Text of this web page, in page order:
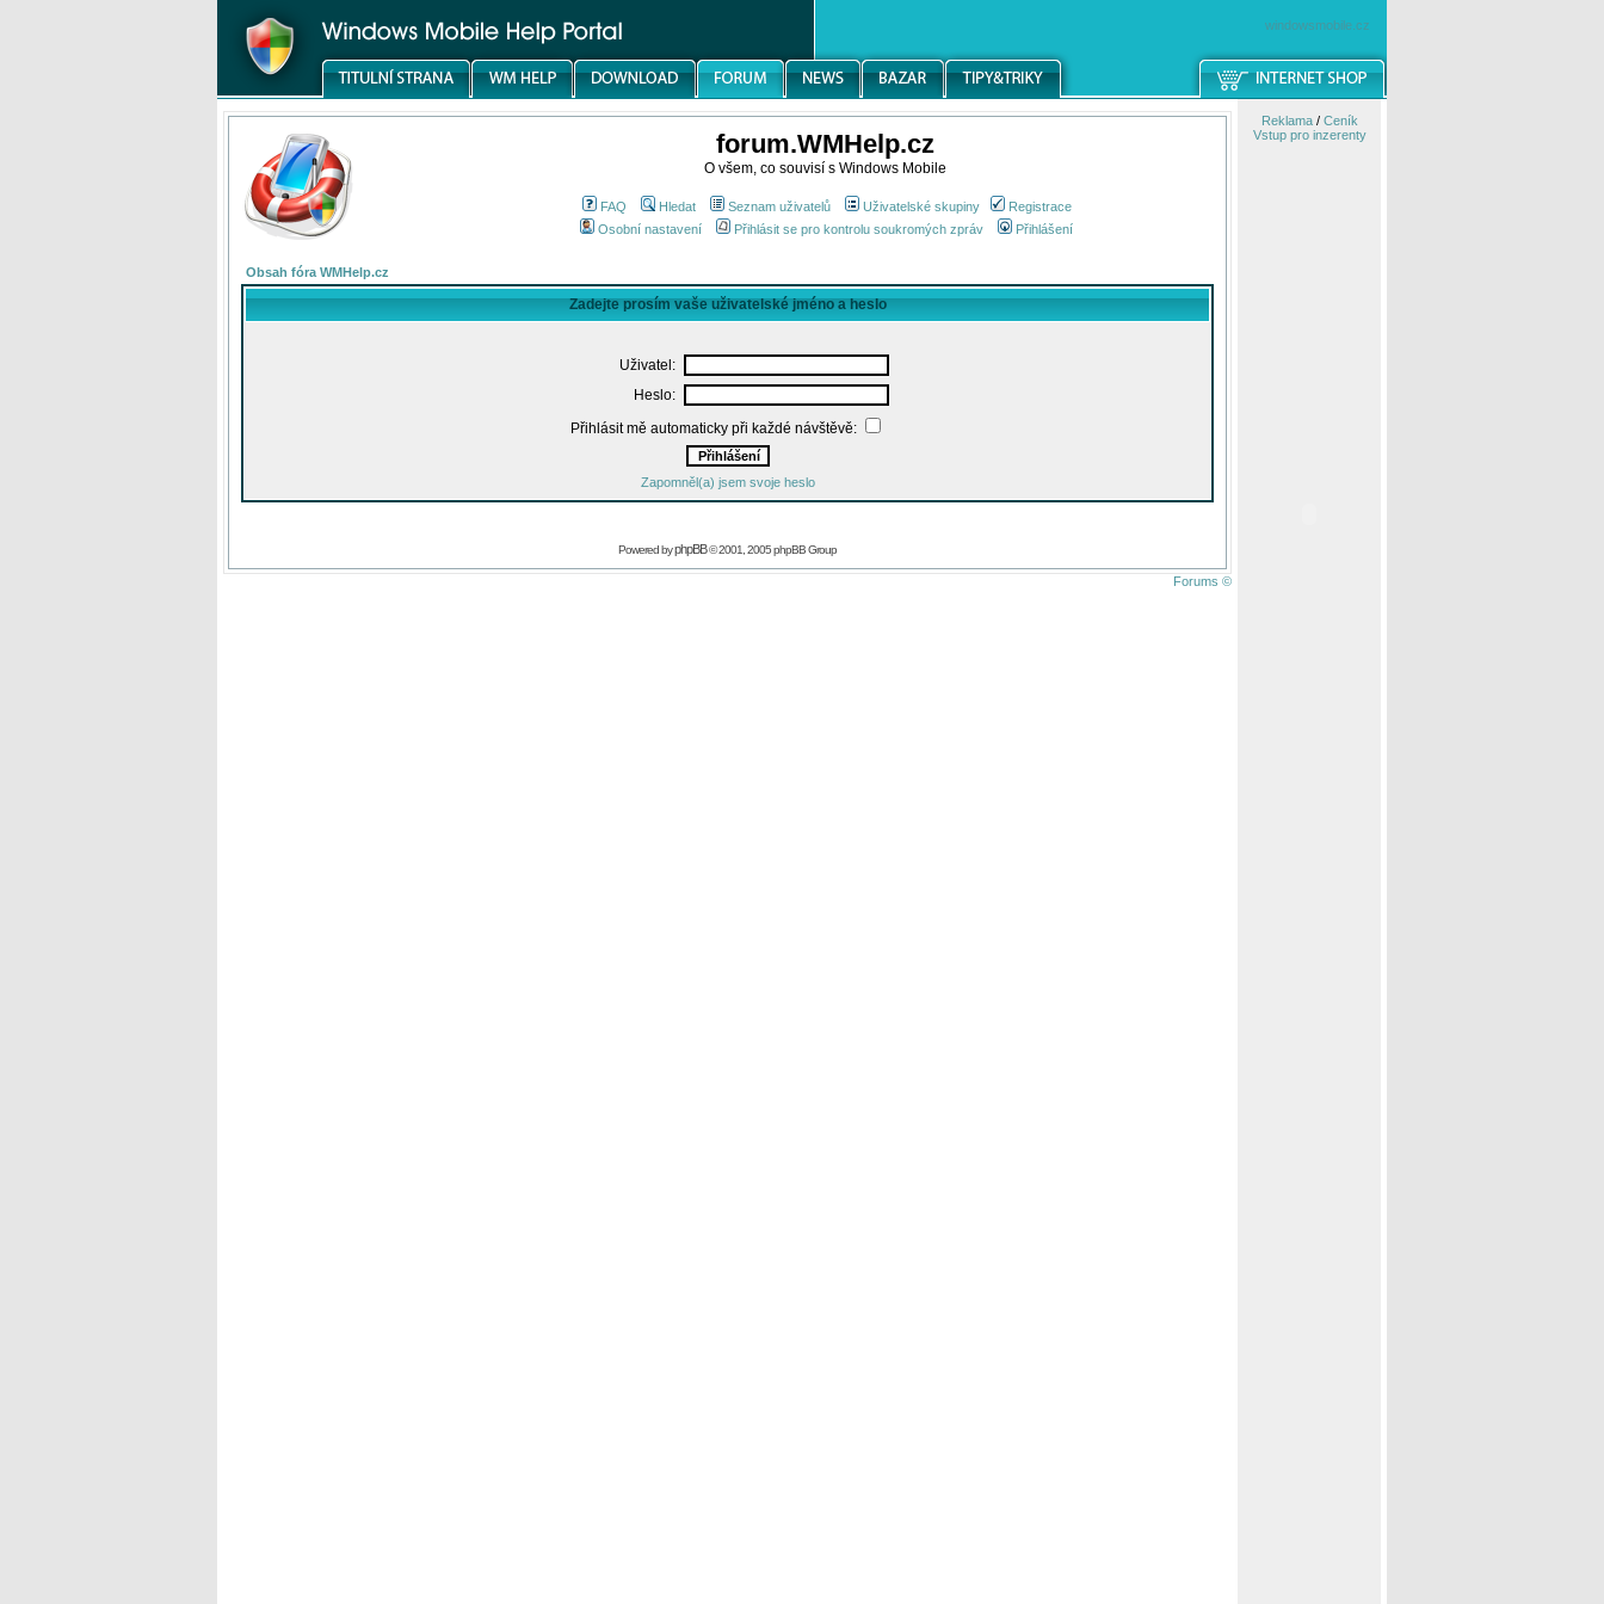
windowsmobile.cz
forum.WMHelp.cz
O všem, co souvisí s Windows Mobile
FAQ Hledat Seznam uživatelů Uživatelské skupiny
Registrace
Osobní nastavení
Přihlásit se pro kontrolu soukromých zpráv Přihlášení
Obsah fóra WMHelp.cz
Zadejte prosím vaše uživatelské jméno a heslo
Uživatel:
Heslo:
Přihlásit mě automaticky při každé návštěvě:
Zapomněl(a) jsem svoje heslo
Powered byphpBB© 2001, 2005 phpBB Group
Forums ©
Reklama/ Ceník
Vstup pro inzerenty